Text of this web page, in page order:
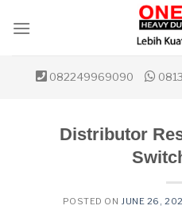
082249969090
Distributor
POSTED ON JUNE 26,